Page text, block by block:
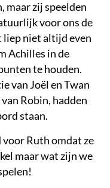
maar zij speelden
voor ons de
liep niet altijd even
Achilles in de
te houden.
van Joël en Twan
Robin, hadden
staan.
voor Ruth omdat ze
maar wat zijn we